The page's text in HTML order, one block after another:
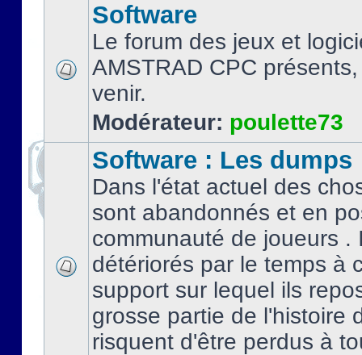
Software
Le forum des jeux et
AMSTRAD CPC
venir.
Modérateur: poulette73
Software : Les dumps
Dans l'état actuel des
sont abandonnés et en
communauté de joueurs .
détériorés par le temps à
support sur lequel ils
grosse partie de l'histoire
risquent d'être perdus à